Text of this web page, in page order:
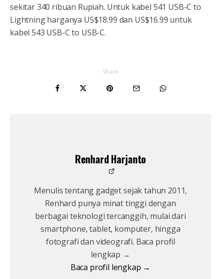
sekitar 340 ribuan Rupiah. Untuk kabel 541 USB-C to
Lightning harganya US$18.99 dan US$16.99 untuk
kabel 543 USB-C to USB-C.
Share
Renhard Harjanto
Menulis tentang gadget sejak tahun 2011,
Renhard punya minat tinggi dengan
berbagai teknologi tercanggih, mulai dari
smartphone, tablet, komputer, hingga
fotografi dan videografi. Baca profil
lengkap →
Baca profil lengkap →